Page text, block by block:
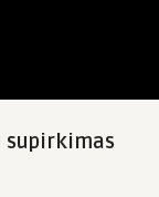
supirkimas